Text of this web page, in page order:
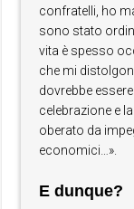
confratelli, ho
sono stato
vita è spesso
che mi
dovrebbe
celebrazione e
oberato da
economici…».
E dunque?